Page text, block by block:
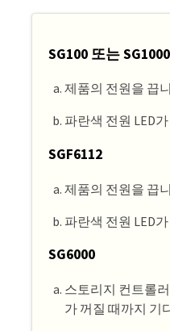
SG100 또는 SG1000
제품의 전원을 끕
파란색 전원 LED
SGF6112
제품의 전원을 끕
파란색 전원 LED
SG6000
스토리지 컨트롤
가 꺼질 때까지 기